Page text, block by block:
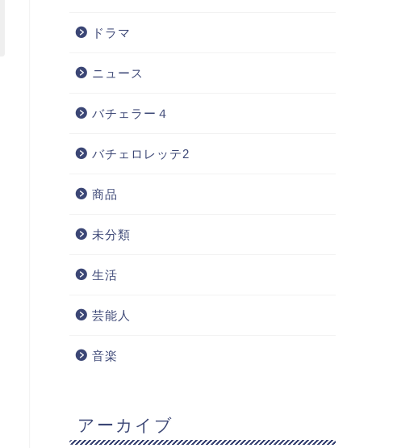
ドラマ
ニュース
バチェラー４
バチェロレッテ2
商品
未分類
生活
芸能人
音楽
アーカイブ